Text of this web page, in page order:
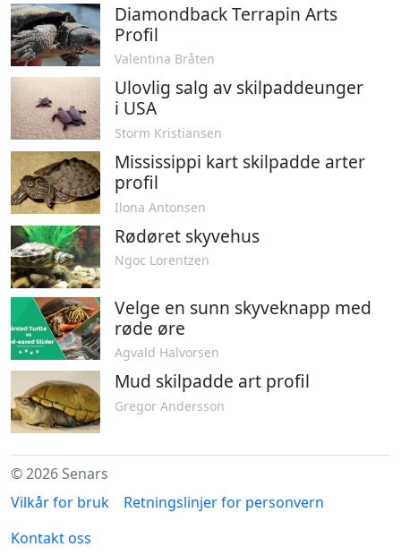
Diamondback Terrapin Arts
Profil
Valentina Bråten
Ulovlig salg av skilpaddeunger
i USA
Storm Kristiansen
Mississippi kart skilpadde arter
profil
Ilona Antonsen
Rødøret skyvehus
Ngoc Lorentzen
Velge en sunn skyveknapp med
røde øre
Agvald Halvorsen
Mud skilpadde art profil
Gregor Andersson
© 2026 Senars
Vilkår for bruk
Retningslinjer for personvern
Kontakt oss